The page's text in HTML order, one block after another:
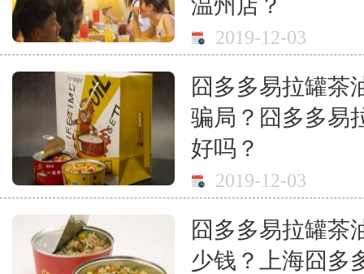
温州店？
2019-12-03
囧多多易拉罐茶
骗局？囧多多易
好吗？
2019-12-03
囧多多易拉罐茶
少钱？上海囧多